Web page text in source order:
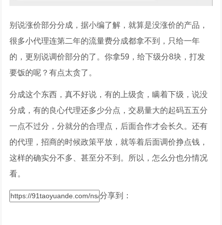
别说涨价部分分成，据小编了解，就算是没涨价的产品，
很多小代理连第二年的流量费分成都拿不到，只给一年
的，更别说调价部分的了。你拿59，给下级分8块，打发
要饭的呢？有点太贪了。
分成这个东西，真不好说，有的上级贪，瞒着下级，说没
分成，有的良心代理还多少分点，交易量大的起码五五分
一点不过分，分就分的合理点，后面合作才会长久。还有
的代理，招商的时候政策平放，就等着后面调价挣点钱，
这样的确实分不多、甚至分不到。所以，怎么分也分情况
看。
分享到：